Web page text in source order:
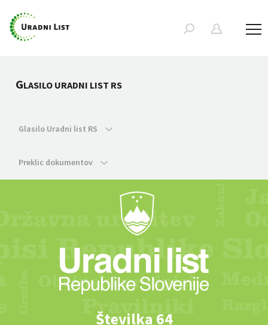
GLASILO URADNI LIST RS
Glasilo Uradni list RS
Preklic dokumentov
Številka 64